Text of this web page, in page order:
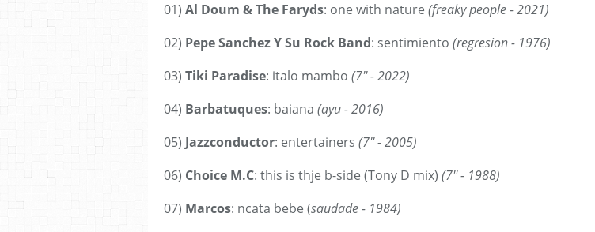
01) Al Doum & The Faryds: one with nature (freaky people - 2021)
02) Pepe Sanchez Y Su Rock Band: sentimiento (regresion - 1976)
03) Tiki Paradise: italo mambo (7'' - 2022)
04) Barbatuques: baiana (ayu - 2016)
05) Jazzconductor: entertainers (7'' - 2005)
06) Choice M.C: this is thje b-side (Tony D mix) (7'' - 1988)
07) Marcos: ncata bebe (saudade - 1984)